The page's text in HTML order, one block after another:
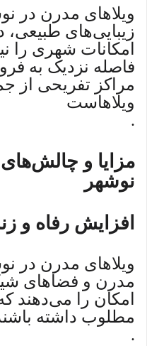
ویلاهای مدرن در
زیبایی‌های
امکانات شهری را
فاصله نزدیک به
مراکز تفریحی از
ویلاهاست
.
مزایا و
نوشهر
افزایش رفاه و
ویلاهای مدرن در
مدرن و فضاهای
امکان را می‌دهند
مطلوب داشته
.